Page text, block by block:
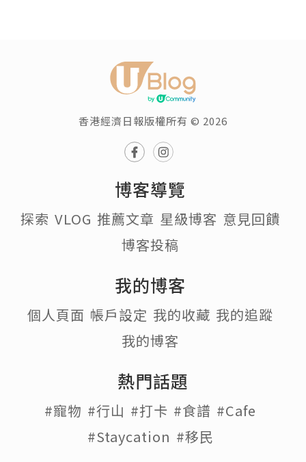
香港經濟日報版權所有 © 2026
博客導覽
探索 VLOG 推薦文章 星級博客 意見回饋
博客投稿
我的博客
個人頁面 帳戶設定 我的收藏 我的追蹤
我的博客
熱門話題
#寵物 #行山 #打卡 #食譜 #Cafe
#Staycation #移民